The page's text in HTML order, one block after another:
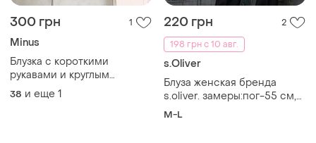
300 грн 1
Minus
Блузка с короткими
рукавами и круглым
отложным воротником
38 и еще 1
220 грн
2
198 грн с 10 авг.
s.Oliver
Блуза женская бренда
s.oliver. замеры:пог-55 см,
длина изделия -72 см на
M-L